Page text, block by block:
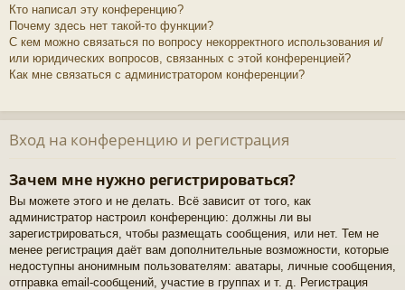
Кто написал эту конференцию?
Почему здесь нет такой-то функции?
С кем можно связаться по вопросу некорректного использования и/
или юридических вопросов, связанных с этой конференцией?
Как мне связаться с администратором конференции?
Вход на конференцию и регистрация
Зачем мне нужно регистрироваться?
Вы можете этого и не делать. Всё зависит от того, как
администратор настроил конференцию: должны ли вы
зарегистрироваться, чтобы размещать сообщения, или нет. Тем не
менее регистрация даёт вам дополнительные возможности, которые
недоступны анонимным пользователям: аватары, личные сообщения,
отправка email-сообщений, участие в группах и т. д. Регистрация